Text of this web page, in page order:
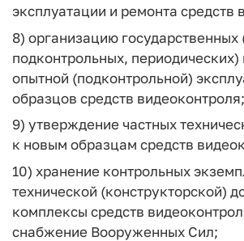
эксплуатации и ремонта средств
8) организацию государственных
подконтрольных, периодических)
опытной (подконтрольной)
образцов средств видеоконтроля;
9) утверждение частных
к новым образцам средств
10) хранение контрольных
технической (конструкторской)
комплексы средств
снабжение Вооруженных Сил;